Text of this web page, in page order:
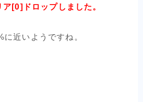
[0]ドロップしました。
に近いようですね。